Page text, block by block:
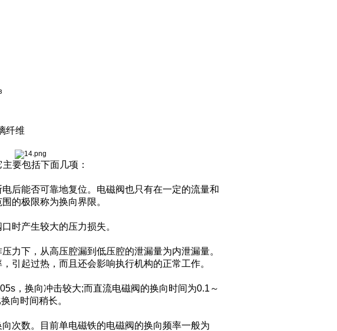
纤维
要包括下面几项：
后能否可靠地复位。电磁阀也只有在一定的流量和
的极限称为换向界限。
时产生较大的压力损失。
力下，从高压腔漏到低压腔的泄漏量为内泄漏量。
引起过热，而且还会影响执行机构的正常工作。
，换向冲击较大;而直流电磁阀的换向时间为0.1～
向时间稍长。
次数。目前单电磁铁的电磁阀的换向频率一般为